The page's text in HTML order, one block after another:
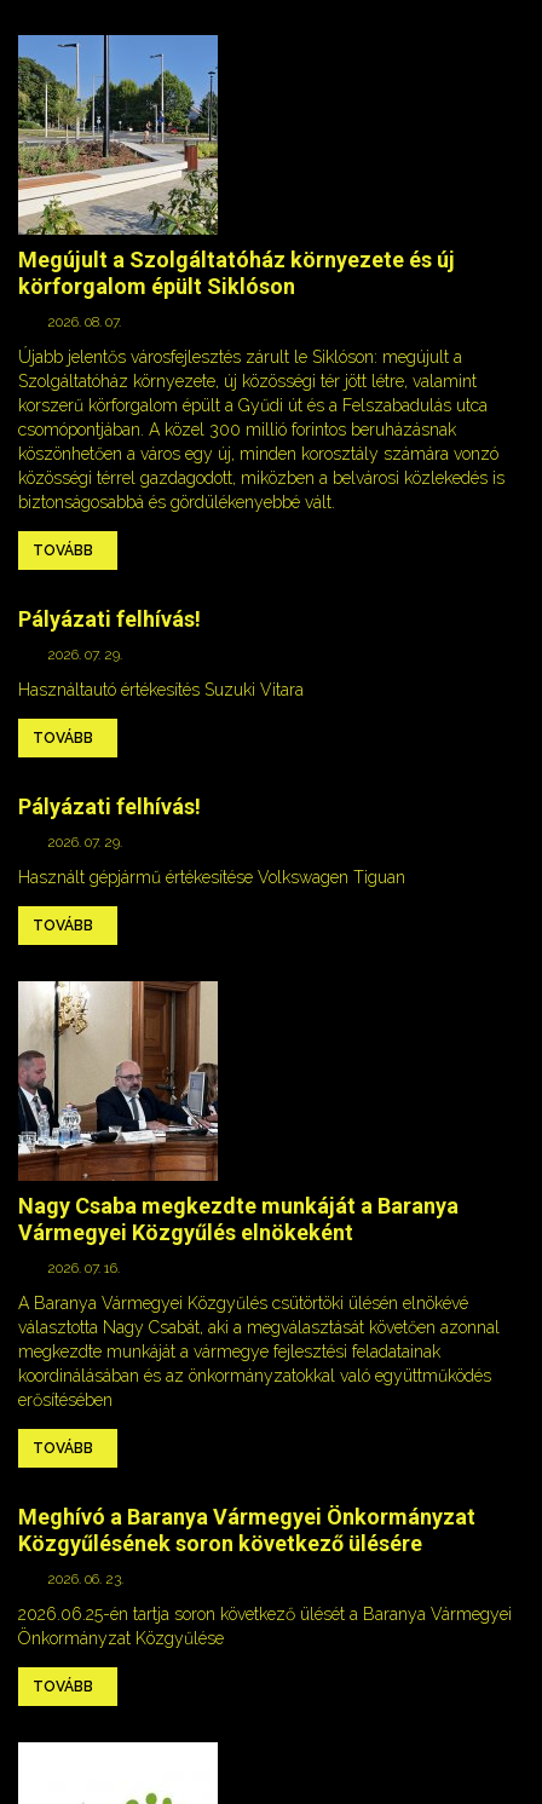
Megújult a Szolgáltatóház környezete és új
körforgalom épült Siklóson
2026. 08. 07.
Újabb jelentős városfejlesztés zárult le Siklóson: megújult a
Szolgáltatóház környezete, új közösségi tér jött létre, valamint
korszerű körforgalom épült a Gyűdi út és a Felszabadulás utca
csomópontjában. A közel 300 millió forintos beruházásnak
köszönhetően a város egy új, minden korosztály számára vonzó
közösségi térrel gazdagodott, miközben a belvárosi közlekedés is
biztonságosabbá és gördülékenyebbé vált.
TOVÁBB
Pályázati felhívás!
2026. 07. 29.
Használtautó értékesítés Suzuki Vitara
TOVÁBB
Pályázati felhívás!
2026. 07. 29.
Használt gépjármű értékesítése Volkswagen Tiguan
TOVÁBB
Nagy Csaba megkezdte munkáját a Baranya
Vármegyei Közgyűlés elnökeként
2026. 07. 16.
A Baranya Vármegyei Közgyűlés csütörtöki ülésén elnökévé
választotta Nagy Csabát, aki a megválasztását követően azonnal
megkezdte munkáját a vármegye fejlesztési feladatainak
koordinálásában és az önkormányzatokkal való együttműködés
erősítésében
TOVÁBB
Meghívó a Baranya Vármegyei Önkormányzat
Közgyűlésének soron következő ülésére
2026. 06. 23.
2026.06.25-én tartja soron következő ülését a Baranya Vármegyei
Önkormányzat Közgyűlése
TOVÁBB